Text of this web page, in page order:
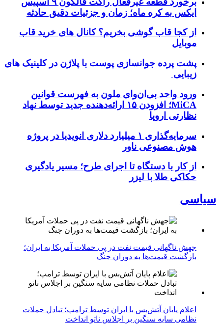
ایکس به کره ماه؛ زمان و جزئیات دقیق حادثه
از کجا قاب گوشی بخریم؟ کانال های خرید قاب
موبایل
پشت پرده جوانسازی پوست با پلاژن در کلینیک های
زیبایی
ورود واحد بی‌ان‌وای ملون به فهرست قوانین
MiCA؛ افزودن ۱۵ ارائه‌دهنده جدید توسط نهاد
نظارتی اروپا
سرمایه‌گذاری ۱ میلیارد دلاری انویدیا در پروژه
هوش مصنوعی ناور
از کار با دستگاه تا اجرای طرح؛ مسیر یادگیری
حکاکی طلا با لیزر
سیاسی
جهش ناگهانی قیمت نفت در پی حملات آمریکا به ایران؛
بازگشت قیمت‌ها به دوران جنگ
اعلام پایان آتش‌بس با ایران توسط ترامپ؛ تبادل حملات
نظامی سایه سنگین بر اجلاس ناتو انداخت